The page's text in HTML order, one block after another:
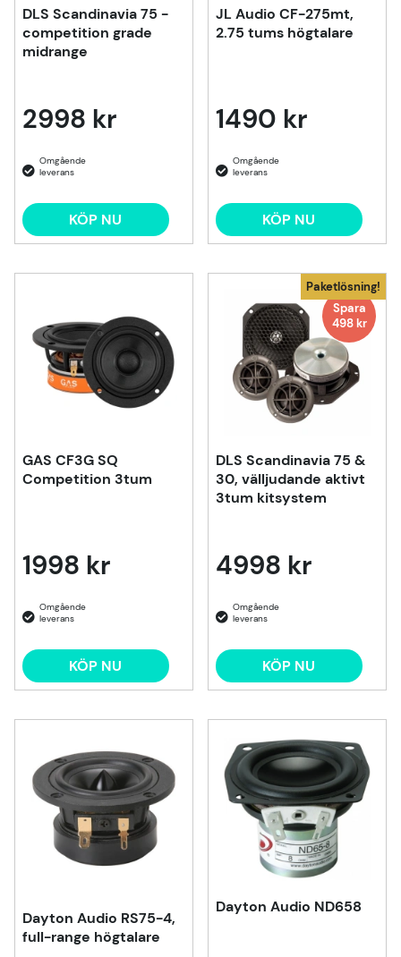
DLS Scandinavia 75 -
competition grade
midrange
2998 kr
KÖP NU
JL Audio CF-275mt,
2.75 tums högtalare
1490 kr
KÖP NU
GAS CF3G SQ
Competition 3tum
1998 kr
KÖP NU
Paketlösning!
Spara
498 kr
DLS Scandinavia 75 &
30, välljudande aktivt
3tum kitsystem
4998 kr
KÖP NU
Dayton Audio RS75-4,
full-range högtalare
Dayton Audio ND658